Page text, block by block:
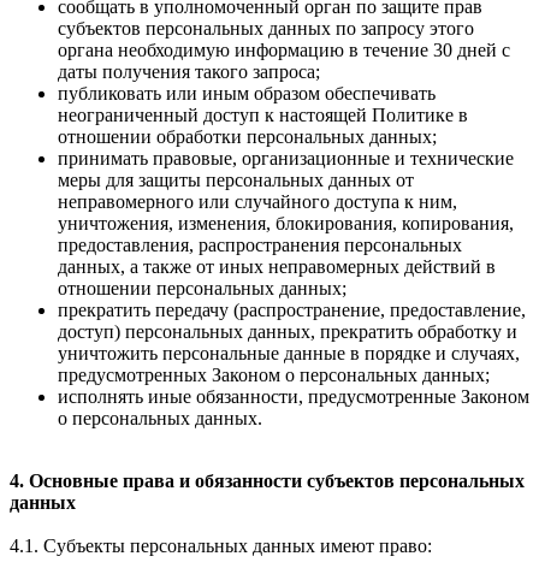
сообщать в уполномоченный орган по защите прав
субъектов персональных данных по запросу этого
органа необходимую информацию в течение 30 дней с
даты получения такого запроса;
публиковать или иным образом обеспечивать
неограниченный доступ к настоящей Политике в
отношении обработки персональных данных;
принимать правовые, организационные и технические
меры для защиты персональных данных от
неправомерного или случайного доступа к ним,
уничтожения, изменения, блокирования, копирования,
предоставления, распространения персональных
данных, а также от иных неправомерных действий в
отношении персональных данных;
прекратить передачу (распространение, предоставление,
доступ) персональных данных, прекратить обработку и
уничтожить персональные данные в порядке и случаях,
предусмотренных Законом о персональных данных;
исполнять иные обязанности, предусмотренные Законом
о персональных данных.
4. Основные права и обязанности субъектов персональных
данных
4.1. Субъекты персональных данных имеют право: